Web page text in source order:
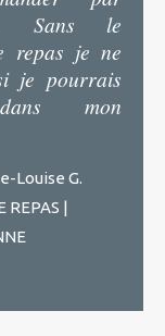
Sans le
repas je ne
je pourrais
mon
Louise G.
|